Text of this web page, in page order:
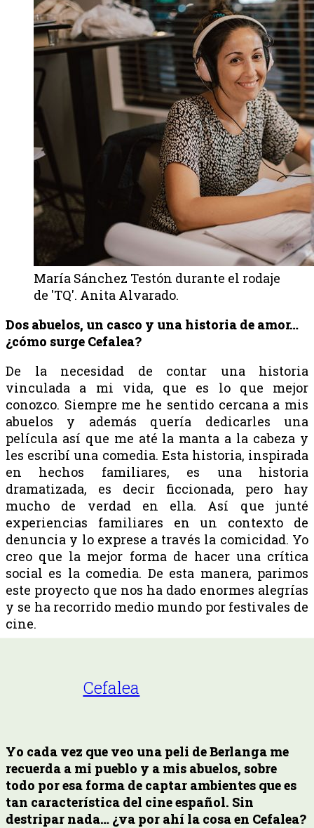
María Sánchez Testón durante el rodaje
de 'TQ'. Anita Alvarado.
Dos abuelos, un casco y una historia de amor…
¿cómo surge Cefalea?
De la necesidad de contar una historia
vinculada a mi vida, que es lo que mejor
conozco. Siempre me he sentido cercana a mis
abuelos y además quería dedicarles una
película así que me até la manta a la cabeza y
les escribí una comedia. Esta historia, inspirada
en hechos familiares, es una historia
dramatizada, es decir ficcionada, pero hay
mucho de verdad en ella. Así que junté
experiencias familiares en un contexto de
denuncia y lo exprese a través la comicidad. Yo
creo que la mejor forma de hacer una crítica
social es la comedia. De esta manera, parimos
este proyecto que nos ha dado enormes alegrías
y se ha recorrido medio mundo por festivales de
cine.
Cefalea
Yo cada vez que veo una peli de Berlanga me
recuerda a mi pueblo y a mis abuelos, sobre
todo por esa forma de captar ambientes que es
tan característica del cine español. Sin
destripar nada… ¿va por ahí la cosa en Cefalea?